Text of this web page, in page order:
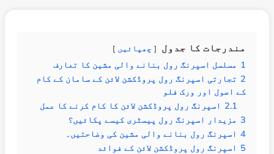
مندرجات کا جدول چھپائیں
1 مسلسل اسپرنگ رول بنانے والی مشین کا تعارف
2 تجارتی اسپرنگ رول پروڈکشن لائن کے سامان کے کام
کے اصول اور ورک فلو
2.1 اسپرنگ رول پروڈکشن لائن کا کام کرنے کا عمل
3 مزیدار اسپرنگ رول پیسٹری کیسے پکائیں؟
4 اسپرنگ رول بنانے والی مشین کی وضاحتیں۔
5 اسپرنگ رول پروڈکشن لائن کے فوائد